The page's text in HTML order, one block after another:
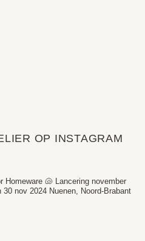
OP INSTAGRAM
Homeware 🐚 Lancering november
30 nov 2024 Nuenen, Noord-Brabant